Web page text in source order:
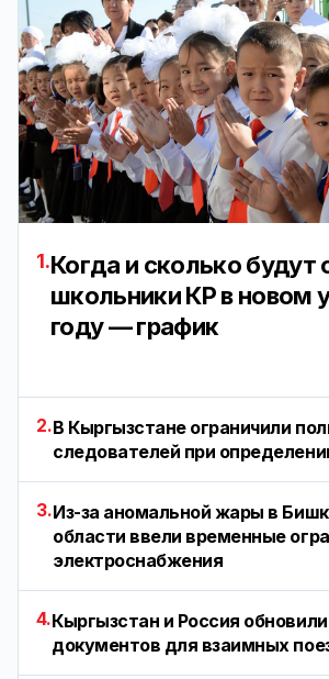
1.Когда и сколько будут
школьники КР в новом
году — график
2.В Кыргызстане ограничили
следователей при
3.Из-за аномальной жары в
области ввели временные
электроснабжения
4.Кыргызстан и Россия
документов для взаимных